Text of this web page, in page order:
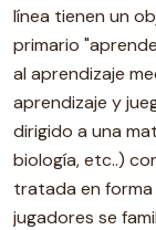
línea tienen un
primario
al aprendizaje
aprendizaje y
dirigido a una
biología, etc..)
tratada en forma
jugadores se